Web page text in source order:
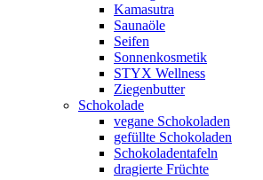
Kamasutra
Saunaöle
Seifen
Sonnenkosmetik
STYX Wellness
Ziegenbutter
Schokolade
vegane Schokoladen
gefüllte Schokoladen
Schokoladentafeln
dragierte Früchte